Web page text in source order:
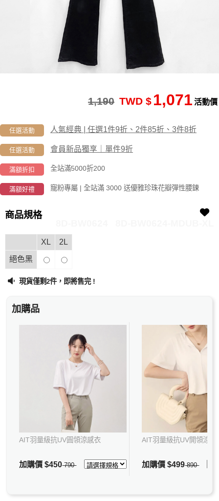
活動價
1,071
TWD $
1,190
任選活動 人氣經典 | 任選1件9折、2件85折、3件8折
任選活動 會員新品獨享｜單件9折
滿額折扣 全站滿5000折200
滿額好禮 寵粉專屬 | 全站滿 3000 送優雅珍珠花瓣彈性腰鍊
商品規格
XL 2L
絕色黑
現貨僅剩2件，即將售完 !
加購品
AIT羽量級抗UV圓領涼感衣
加購價$450790
AIT羽量級抗UV開領涼感
加購價$499890